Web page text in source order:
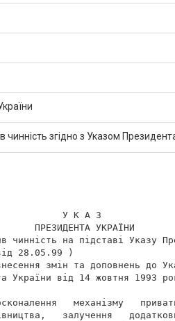
чинність згідно з Указом
У К А З
ПРЕЗИДЕНТА УКРАЇНИ
чинність на підставі Указу
28.05.99 )
змін та доповнень до
України від 14 жовтня 1993
механізму
залучення